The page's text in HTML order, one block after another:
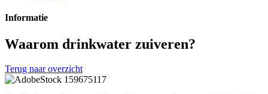
Informatie
Waarom drinkwater zuiveren?
Terug naar overzicht